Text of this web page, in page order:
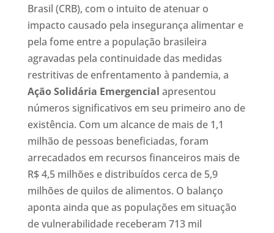
Brasil (CRB), com o intuito de atenuar o
impacto causado pela insegurança alimentar e
pela fome entre a população brasileira
agravadas pela continuidade das medidas
restritivas de enfrentamento à pandemia, a
Ação Solidária Emergencial apresentou
números significativos em seu primeiro ano de
existência. Com um alcance de mais de 1,1
milhão de pessoas beneficiadas, foram
arrecadados em recursos financeiros mais de
R$ 4,5 milhões e distribuídos cerca de 5,9
milhões de quilos de alimentos. O balanço
aponta ainda que as populações em situação
de vulnerabilidade receberam 713 mil